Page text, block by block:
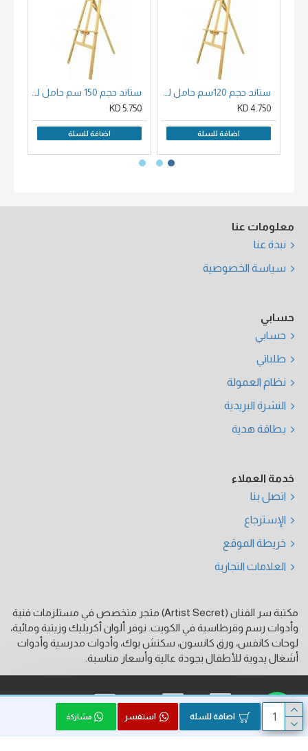
اضافة للسلة استفسر مشاركة
4.750 KD
اضافة للسلة
5.750 KD
اضافة للسلة
معلومات عنا
نبذة عنا
سياسة الخصوصية
حسابي
حسابي
طلباتي
نظام العمولة
النشرة البريدية
بطاقة هدية
خدمة العملاء
اتصل بنا
الإسترجاع
خريطة الموقع
العلامات التجارية
مكتبة سر الفنان (Artist Secret) متجر متخصص في مستلزمات فنية
وأدوات رسم وقرطاسية في الكويت. نوفر ألوان أكريليك وزيتية ومائية،
لوحات كانفس، ورق كانسون، سكتش بوك، وأدوات مدرسية وأدوات
أشغال يدوية للأطفال بجودة عالية وأسعار مناسبة.
الحقوق محفوظة © 2026, Artist Secret, بواسطة HK